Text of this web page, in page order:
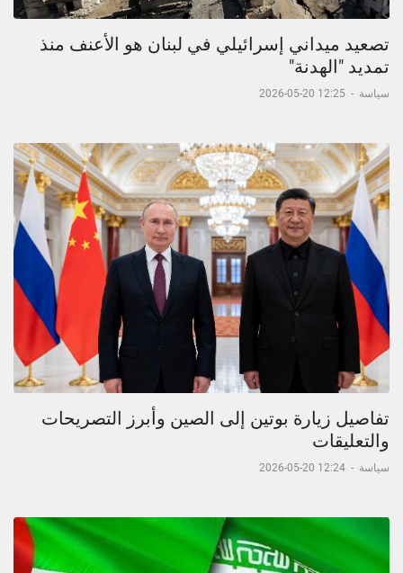
تصعيد ميداني إسرائيلي في لبنان هو الأعنف منذ
تمديد "الهدنة"
سياسة -
12:25 20-05-2026
تفاصيل زيارة بوتين إلى الصين وأبرز التصريحات
والتعليقات
سياسة -
12:24 20-05-2026